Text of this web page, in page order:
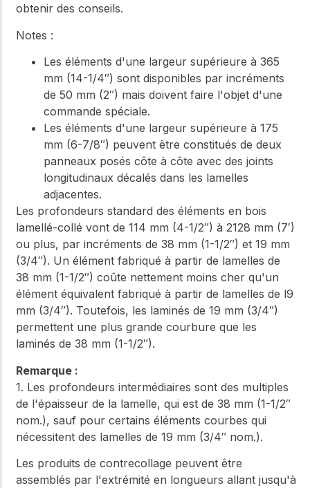
obtenir des conseils.
Notes :
Les éléments d'une largeur supérieure à 365
mm (14-1/4″) sont disponibles par incréments
de 50 mm (2″) mais doivent faire l'objet d'une
commande spéciale.
Les éléments d'une largeur supérieure à 175
mm (6-7/8″) peuvent être constitués de deux
panneaux posés côte à côte avec des joints
longitudinaux décalés dans les lamelles
adjacentes.
Les profondeurs standard des éléments en bois
lamellé-collé vont de 114 mm (4-1/2″) à 2128 mm (7′)
ou plus, par incréments de 38 mm (1-1/2″) et 19 mm
(3/4″). Un élément fabriqué à partir de lamelles de
38 mm (1-1/2″) coûte nettement moins cher qu'un
élément équivalent fabriqué à partir de lamelles de l9
mm (3/4″). Toutefois, les laminés de 19 mm (3/4″)
permettent une plus grande courbure que les
laminés de 38 mm (1-1/2″).
Remarque :
1. Les profondeurs intermédiaires sont des multiples
de l'épaisseur de la lamelle, qui est de 38 mm (1-1/2″
nom.), sauf pour certains éléments courbes qui
nécessitent des lamelles de 19 mm (3/4″ nom.).
Les produits de contrecollage peuvent être
assemblés par l'extrémité en longueurs allant jusqu'à